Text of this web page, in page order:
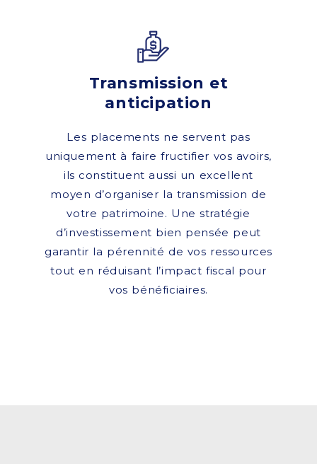
Transmission et
anticipation
Les placements ne servent pas
uniquement à faire fructifier vos avoirs,
ils constituent aussi un excellent
moyen d’organiser la transmission de
votre patrimoine. Une stratégie
d’investissement bien pensée peut
garantir la pérennité de vos ressources
tout en réduisant l’impact fiscal pour
vos bénéficiaires.